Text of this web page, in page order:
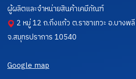
ผู้ผลิตและจำหน่ายสินค้าเคมีภัณฑ์
2 หมู่ 12 ถ.กิ่งแก้ว ต.ราชาเทวะ อ.บางพลี
จ.สมุทรปราการ 10540
Google map